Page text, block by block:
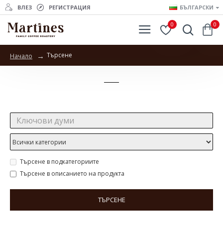
ВЛЕЗ РЕГИСТРАЦИЯ БЪЛГАРСКИ
0 0
Начало Търсене
Търсене в подкатегориите
Търсене в описанието на продукта
ТЪРСЕНЕ